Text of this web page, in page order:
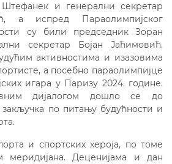
и генерални секретар
а испред Параолимпијског
су били председник Зоран
секретар Бојан Јаћимовић.
активностима и изазовима
а посебно параолимпијце
игара у Паризу 2024. године.
дијалогом дошло се до
закључка по питању будућности и
и спортских хероја, по томе
Деценијама и дан